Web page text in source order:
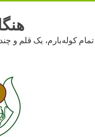
تمام کوله‌بارم، یک قلم و